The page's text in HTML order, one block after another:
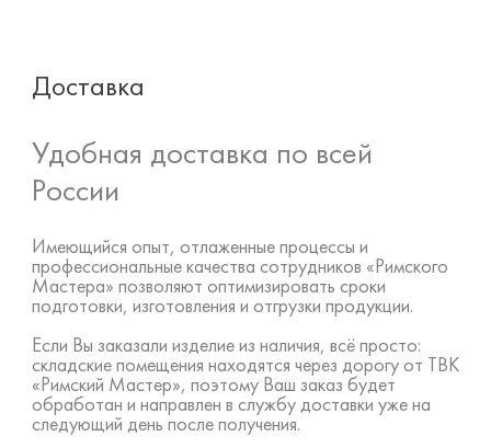
Доставка
Удобная доставка по всей
России
Имеющийся опыт, отлаженные процессы и
профессиональные качества сотрудников «Римского
Мастера» позволяют оптимизировать сроки
подготовки, изготовления и отгрузки продукции.
Если Вы заказали изделие из наличия, всё просто:
складские помещения находятся через дорогу от ТВК
«Римский Мастер», поэтому Ваш заказ будет
обработан и направлен в службу доставки уже на
следующий день после получения.